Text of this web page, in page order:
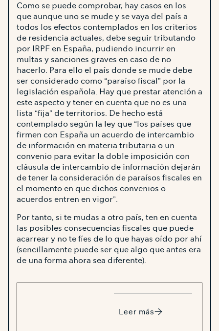
Como se puede comprobar, hay casos en los
que aunque uno se mude y se vaya del país a
todos los efectos contemplados en los criterios
de residencia actuales, debe seguir tributando
por IRPF en España, pudiendo incurrir en
multas y sanciones graves en caso de no
hacerlo. Para ello el país donde se mude debe
ser considerado como “paraíso fiscal” por la
legislación española. Hay que prestar atención a
este aspecto y tener en cuenta que no es una
lista “fija” de territorios. De hecho está
contemplado según la ley que “los países que
firmen con España un acuerdo de intercambio
de información en materia tributaria o un
convenio para evitar la doble imposición con
cláusula de intercambio de información dejarán
de tener la consideración de paraísos fiscales en
el momento en que dichos convenios o
acuerdos entren en vigor”.
Por tanto, si te mudas a otro país, ten en cuenta
las posibles consecuencias fiscales que puede
acarrear y no te fíes de lo que hayas oído por ahí
(sencillamente puede ser que algo que antes era
de una forma ahora sea diferente).
Leer más